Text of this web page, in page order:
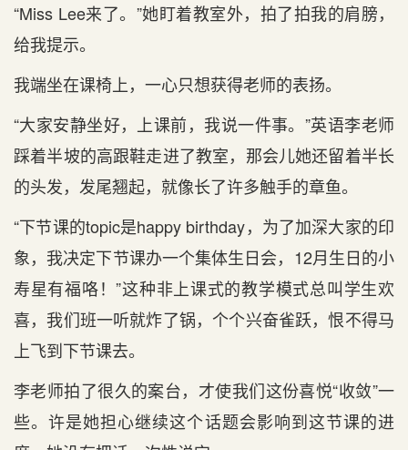
“Miss Lee来了。”她盯着教室外，拍了拍我的肩膀，
给我提示。
我端坐在课椅上，一心只想获得老师的表扬。
“大家安静坐好，上课前，我说一件事。”英语李老师
踩着半坡的高跟鞋走进了教室，那会儿她还留着半长
的头发，发尾翘起，就像长了许多触手的章鱼。
“下节课的topic是happy birthday，为了加深大家的印
象，我决定下节课办一个集体生日会，12月生日的小
寿星有福咯！”这种非上课式的教学模式总叫学生欢
喜，我们班一听就炸了锅，个个兴奋雀跃，恨不得马
上飞到下节课去。
李老师拍了很久的案台，才使我们这份喜悦“收敛”一
些。许是她担心继续这个话题会影响到这节课的进